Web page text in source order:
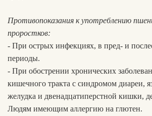
Противопоказания к употреблению
проростков:
- При острых инфекциях, в пред- и
периоды.
- При обострении хронических
кишечного тракта с синдромом диареи,
желудка и двенадцатиперстной кишки,
Людям имеющим аллергию на глютен.